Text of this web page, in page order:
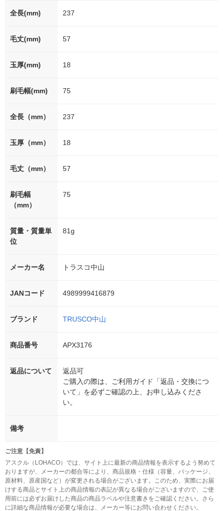
全長(mm) 237
毛丈(mm) 57
玉厚(mm) 18
刷毛幅(mm) 75
全長（mm） 237
玉厚（mm） 18
毛丈（mm） 57
刷毛幅
（mm）
75
質量・質量単
位
81g
メーカー名 トラスコ中山
JANコード 4989999416879
ブランド TRUSCO中山
商品番号 APX3176
返品について
返品可
ご購入の際は、ご利用ガイド「返品・交換につ
いて」を必ずご確認の上、お申し込みくださ
い。
備考
ご注意【免責】
アスクル（LOHACO）では、サイト上に最新の商品情報を表示するよう努めて
おりますが、メーカーの都合等により、商品規格・仕様（容量、パッケージ、
原材料、原産国など）が変更される場合がございます。このため、実際にお届
けする商品とサイト上の商品情報の表記が異なる場合がございますので、ご使
用前には必ずお届けした商品の商品ラベルや注意書きをご確認ください。さら
に詳細な商品情報が必要な場合は、メーカー等にお問い合わせください。